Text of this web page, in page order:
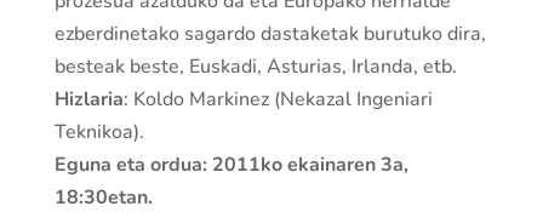
ezberdinetako sagardo dastaketak burutuko dira,
besteak beste, Euskadi, Asturias, Irlanda, etb.
Hizlaria: Koldo Markinez (Nekazal Ingeniari
Teknikoa).
Eguna eta ordua: 2011ko ekainaren 3a,
18:30etan.